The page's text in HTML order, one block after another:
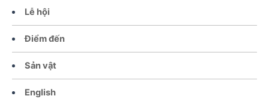
Lễ hội
Điểm đến
Sản vật
English